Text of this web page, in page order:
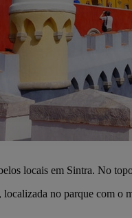
locais em Sintra. No
no parque com o